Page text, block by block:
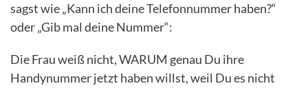
sagst wie „Kann ich deine Telefonnummer haben?“
oder „Gib mal deine Nummer“:
Die Frau weiß nicht, WARUM genau Du ihre
Handynummer jetzt haben willst, weil Du es nicht